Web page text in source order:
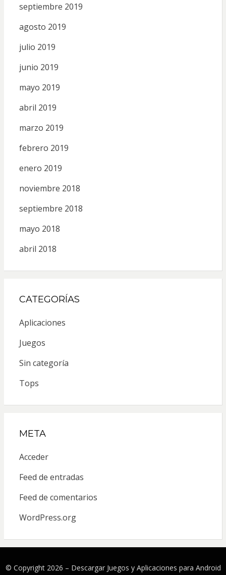
septiembre 2019
agosto 2019
julio 2019
junio 2019
mayo 2019
abril 2019
marzo 2019
febrero 2019
enero 2019
noviembre 2018
septiembre 2018
mayo 2018
abril 2018
CATEGORÍAS
Aplicaciones
Juegos
Sin categoría
Tops
META
Acceder
Feed de entradas
Feed de comentarios
WordPress.org
© Copyright 2026 – Descargar Juegos y Aplicaciones para Android